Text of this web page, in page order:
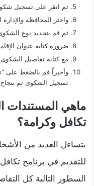
ثم انقر على تسجيل
واختر المحافظة
ثم قم بتحديد نوع
ضرورة كتابة عنوان
مع كتابة تفاصيل
وأخيراً قم بالضغط على
تسجيل الشكوى تم
ماهي المستندات
تكافل وكرامة؟
يتساءل العديد من
للتقديم في برنامج
السطور التالية كل